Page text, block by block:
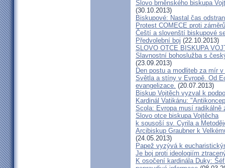
Slovo brněnského biskupa
(30.10.2013)
Biskupové: Nastal čas
Protest COMECE proti
Čeští a slovenští biskupové
Předvolební boj (22.10.2013)
SLOVO OTCE BISKUPA
Slavnostní bohoslužba s
(23.09.2013)
Den postu a modliteb za mír
Světla a stíny v Evropě. Od
evangelizace. (20.07.2013)
Biskup Vojtěch vyzval k
Kardinál Vatikánu:
Scola: Evropa musí
Slovo otce biskupa Vojtěcha
k sousoší sv. Cyrila a
Arcibiskup Graubner k
(24.05.2013)
Papež vyzývá k
Je boj proti ideologiím
K osočení kardinála Duky: